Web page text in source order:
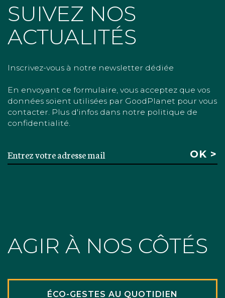
SUIVEZ NOS
ACTUALITÉS
Inscrivez-vous à notre newsletter dédiée
En envoyant ce formulaire, vous acceptez que vos
données soient utilisées par GoodPlanet pour vous
contacter. Plus d'infos dans notre politique de
confidentialité.
AGIR À NOS CÔTÉS
ÉCO-GESTES AU QUOTIDIEN